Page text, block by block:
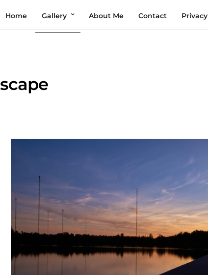
Home Gallery About Me Contact Privacy